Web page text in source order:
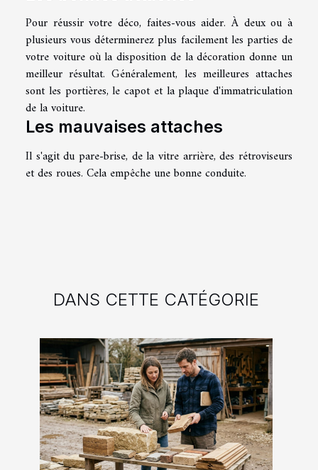
Pour réussir votre déco, faites-vous aider. À deux ou à
plusieurs vous déterminerez plus facilement les parties de
votre voiture où la disposition de la décoration donne un
meilleur résultat. Généralement, les meilleures attaches
sont les portières, le capot et la plaque d'immatriculation
de la voiture.
Les mauvaises attaches
Il s'agit du pare-brise, de la vitre arrière, des rétroviseurs
et des roues. Cela empêche une bonne conduite.
DANS CETTE CATÉGORIE